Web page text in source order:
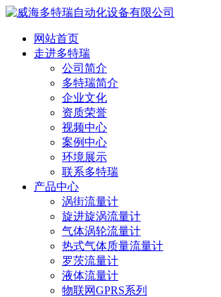
网站首页
走进多特瑞
公司简介
多特瑞简介
企业文化
资质荣誉
视频中心
案例中心
环境展示
联系多特瑞
产品中心
涡街流量计
旋进旋涡流量计
气体涡轮流量计
热式气体质量流量计
罗茨流量计
液体流量计
物联网GPRS系列